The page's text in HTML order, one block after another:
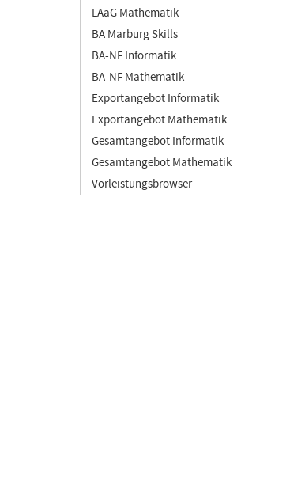
LAaG Mathematik
BA Marburg Skills
BA-NF Informatik
BA-NF Mathematik
Exportangebot Informatik
Exportangebot Mathematik
Gesamtangebot Informatik
Gesamtangebot Mathematik
Vorleistungsbrowser